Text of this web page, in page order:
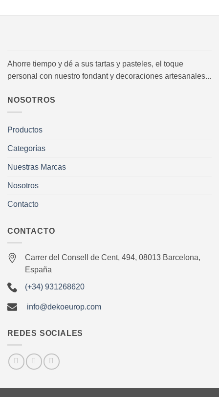
Ahorre tiempo y dé a sus tartas y pasteles, el toque
personal con nuestro fondant y decoraciones artesanales...
NOSOTROS
Productos
Categorías
Nuestras Marcas
Nosotros
Contacto
CONTACTO
Carrer del Consell de Cent, 494, 08013 Barcelona,
España
(+34) 931268620
info@dekoeurop.com
REDES SOCIALES